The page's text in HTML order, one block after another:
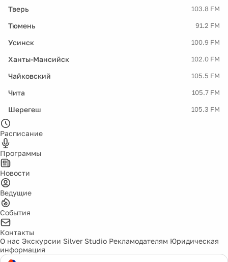
Тверь 103.8 FM
Тюмень 91.2 FM
Усинск 100.9 FM
Ханты-Мансийск 102.0 FM
Чайковский 105.5 FM
Чита 105.7 FM
Шерегеш 105.3 FM
Расписание
Программы
Новости
Ведущие
События
Контакты
О нас Экскурсии Silver Studio Рекламодателям Юридическая
информация